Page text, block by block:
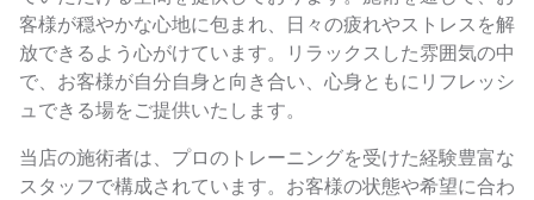
客様が穏やかな心地に包まれ、日々の疲れやストレスを解
放できるよう心がけています。リラックスした雰囲気の中
で、お客様が自分自身と向き合い、心身ともにリフレッシ
ュできる場をご提供いたします。
当店の施術者は、プロのトレーニングを受けた経験豊富な
スタッフで構成されています。お客様の状態や希望に合わ